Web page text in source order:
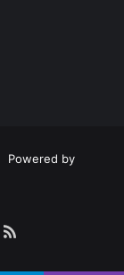
Powered by
RSS